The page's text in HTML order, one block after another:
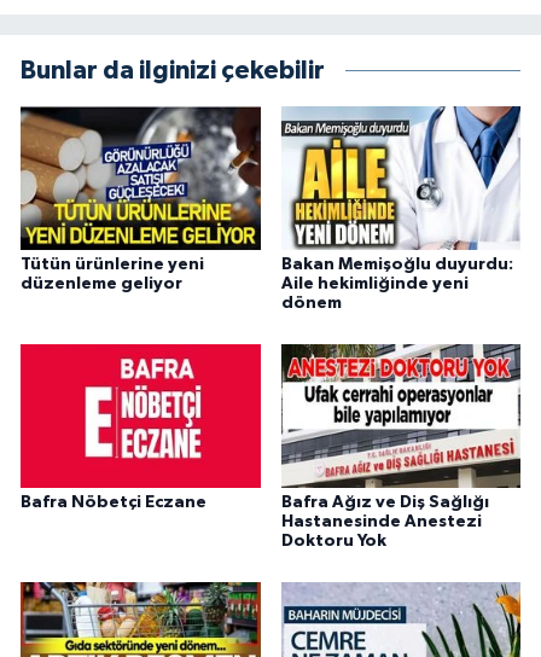
Bunlar da ilginizi çekebilir
Tütün ürünlerine yeni
düzenleme geliyor
Bakan Memişoğlu duyurdu:
Aile hekimliğinde yeni
dönem
Bafra Nöbetçi Eczane
Bafra Ağız ve Diş Sağlığı
Hastanesinde Anestezi
Doktoru Yok